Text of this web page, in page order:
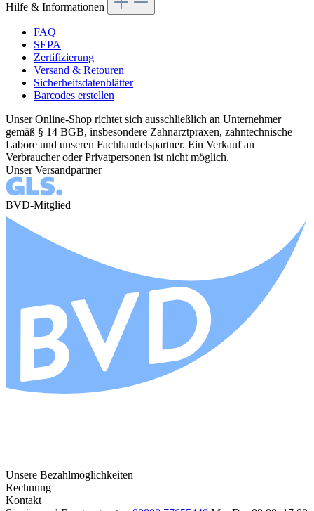
Hilfe & Informationen
FAQ
SEPA
Zertifizierung
Versand & Retouren
Sicherheitsdatenblätter
Barcodes erstellen
Unser Online-Shop richtet sich ausschließlich an Unternehmer
gemäß § 14 BGB, insbesondere Zahnarztpraxen, zahntechnische
Labore und unseren Fachhandelspartner. Ein Verkauf an
Verbraucher oder Privatpersonen ist nicht möglich.
Unser Versandpartner
BVD-Mitglied
Unsere Bezahlmöglichkeiten
Rechnung
Kontakt